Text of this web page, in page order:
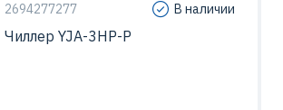
2694277277 В наличии
Чиллер YJA-3HP-P